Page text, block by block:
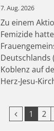
7. Aug. 2026
Zu einem
Femizide
Deutschlands
Koblenz auf
Herz-Jesu-
Vorherige
1 2